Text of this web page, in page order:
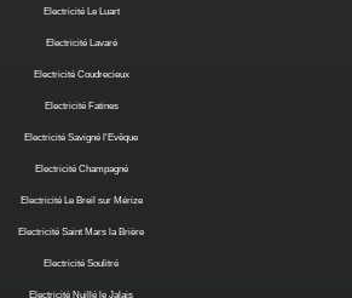
Electricité Le Luart
Electricité Lavaré
Electricité Coudrecieux
Electricité Fatines
Electricité Savigné l'Evêque
Electricité Champagné
Electricité Le Breil sur Mérize
Electricité Saint Mars la Brière
Electricité Soulitré
Electricité Nuillé le Jalais